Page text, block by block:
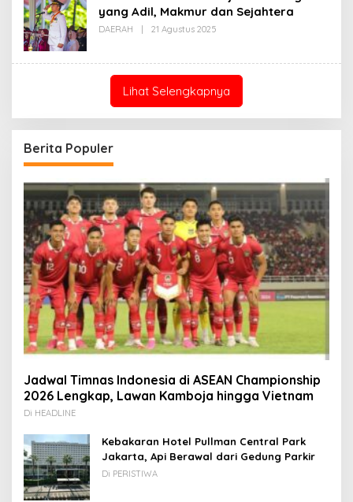
yang Adil, Makmur dan Sejahtera
DAERAH 21 Agustus 2025
Lihat Selengkapnya
Berita Populer
Jadwal Timnas Indonesia di ASEAN Championship
2026 Lengkap, Lawan Kamboja hingga Vietnam
Di HEADLINE
Kebakaran Hotel Pullman Central Park
Jakarta, Api Berawal dari Gedung Parkir
Di PERISTIWA